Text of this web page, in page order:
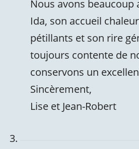
Nous avons beaucoup
Ida, son accueil
pétillants et son rire
toujours contente de
conservons un
Sincèrement,
Lise et Jean-Robert